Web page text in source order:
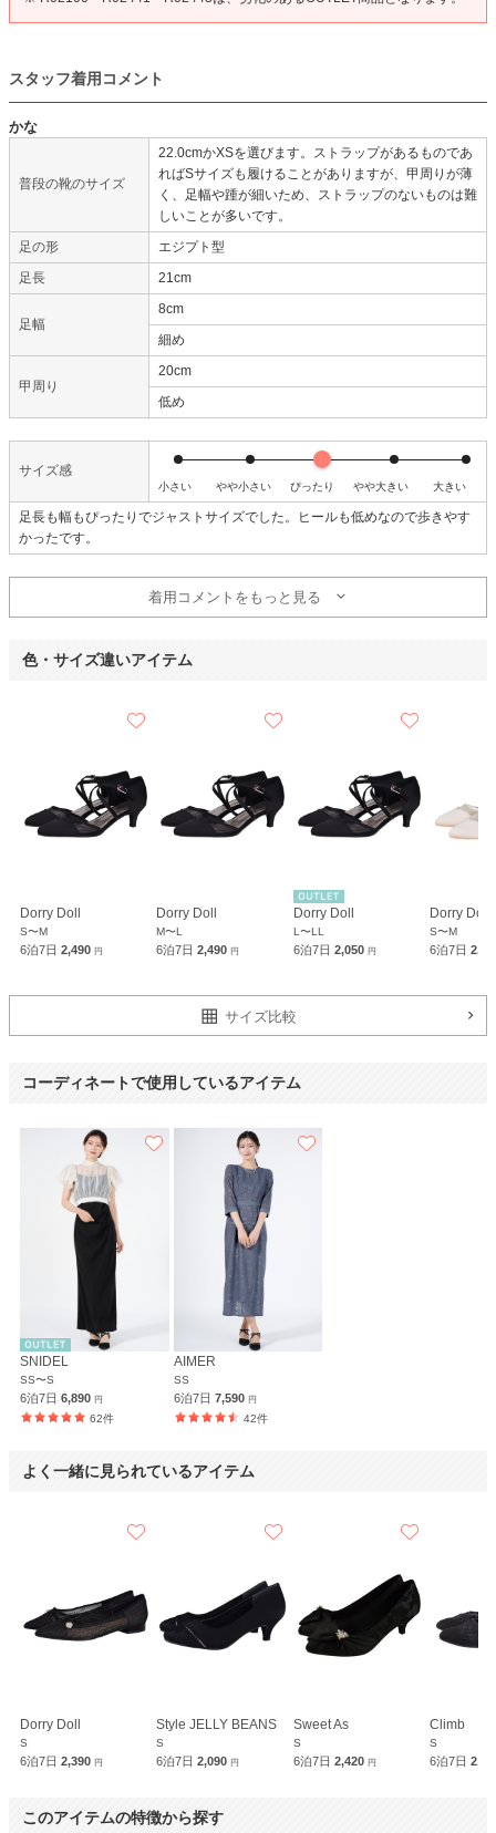
スタッフ着用コメント
かな
普段の靴のサイズ
22.0cmかXSを選びます。ストラップがあるものであ
ればSサイズも履けることがありますが、甲周りが薄
く、足幅や踵が細いため、ストラップのないものは難
しいことが多いです。
足の形
エジプト型
足長
21cm
足幅
8cm
細め
甲周り
20cm
低め
サイズ感
小さい やや小さい ぴったり やや大きい 大きい
足長も幅もぴったりでジャストサイズでした。ヒールも低めなので歩きやす
かったです。
着用コメントをもっと見る
色・サイズ違いアイテム
Dorry Doll
S〜M
6泊7日 2,490 円
Dorry Doll
M〜L
6泊7日2,490円
Dorry Doll
L〜LL
6泊7日 2,050 円
Dorry Doll
S〜M
6泊7日
サイズ比較
コーディネートで使用しているアイテム
SNIDEL
SS〜S
6泊7日 6,890 円
62件
AIMER
SS
6泊7日 7,590 円
42件
よく一緒に見られているアイテム
Dorry Doll
S
6泊7日 2,390 円
Style JELLY BEANS
S
6泊7日2,090円
Sweet As
S
6泊7日 2,420 円
Climb
S
6泊7日
このアイテムの特徴から探す